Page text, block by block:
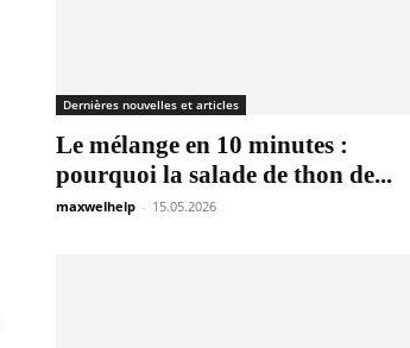
Dernières nouvelles et articles
Le mélange en 10 minutes :
pourquoi la salade de thon de...
maxwelhelp - 15.05.2026